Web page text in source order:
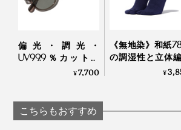
ポロシャツのラクさと、ワイシャツ
する一枚。普段着としてはもちろん
フ、そして夜の会食まで１着でこな
偏光・調光・
UV99.9％カットの
「おしゃれグラス」
¥7,700
《無地染》和紙
の調湿性と立体編
のフィット感で
¥
こちらもおすすめ